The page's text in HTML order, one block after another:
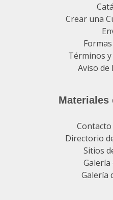
Crear una
Términos
Aviso de
Materiales
Directorio
Sitios
Galería
Galería